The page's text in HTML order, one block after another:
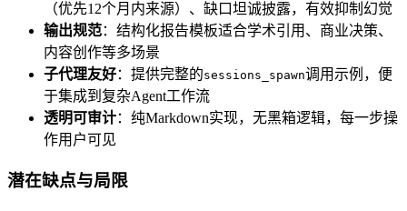
（优先12个月内来源）、缺口坦诚披露，有效抑制幻觉
输出规范：结构化报告模板适合学术引用、商业决策、
内容创作等多场景
子代理友好：提供完整的sessions_spawn调用示例，便
于集成到复杂Agent工作流
透明可审计：纯Markdown实现，无黑箱逻辑，每一步操
作用户可见
潜在缺点与局限